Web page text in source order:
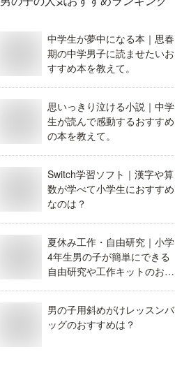
中学生が夢中になる本｜思春
期の中学男子に読ませたいお
すすめ本を教えて。
思いっきり泣ける小説｜中学
生が読んで感動するおすすめ
の本を教えて。
Switch学習ソフト｜漢字や算
数が学べて小学生におすすめ
なのは？
夏休み工作・自由研究｜小学
4年生男の子が簡単にできる
自由研究や工作キットのおす
男の子用斜めがけレッスンバ
ッグのおすすめは？